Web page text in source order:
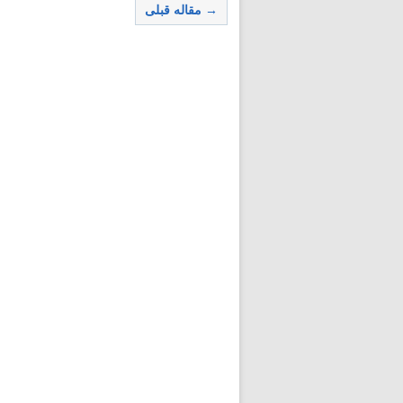
→ مقاله قبلی